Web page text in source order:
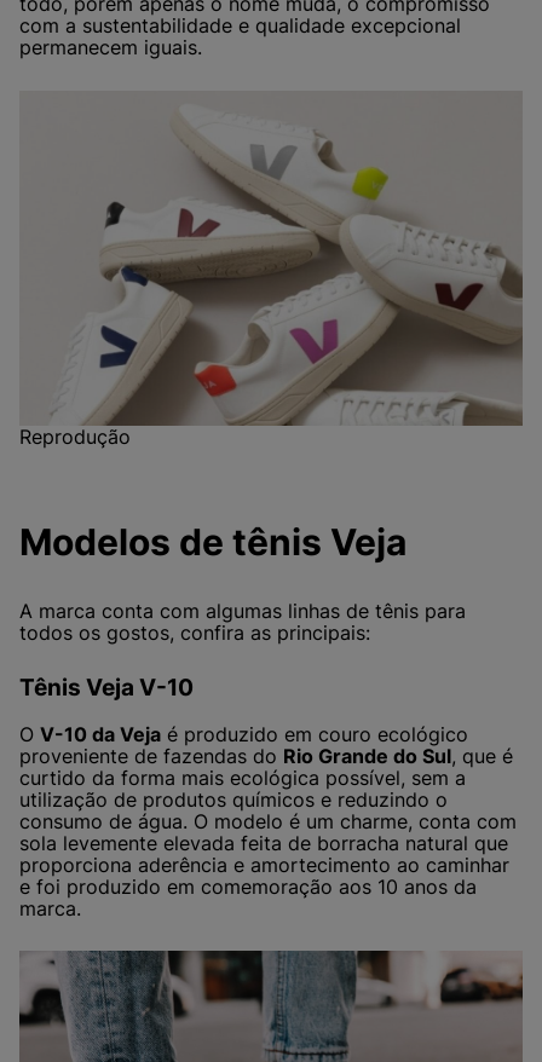
com a sustentabilidade e qualidade excepcional
permanecem iguais.
Reprodução
Modelos de tênis Veja
A marca conta com algumas linhas de tênis para
todos os gostos, confira as principais:
Tênis Veja V-10
O V-10 da Veja é produzido em couro ecológico
proveniente de fazendas do Rio Grande do Sul, que é
curtido da forma mais ecológica possível, sem a
utilização de produtos químicos e reduzindo o
consumo de água. O modelo é um charme, conta com
sola levemente elevada feita de borracha natural que
proporciona aderência e amortecimento ao caminhar
e foi produzido em comemoração aos 10 anos da
marca.